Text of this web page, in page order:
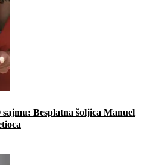
Besplatna šoljica Manuel